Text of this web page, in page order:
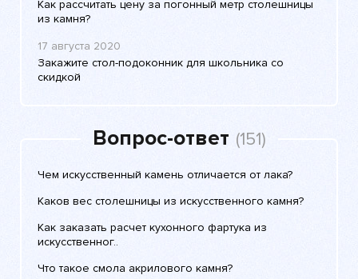
Как рассчитать цену за погонный метр столешницы
из камня?
17 августа 2020
Закажите стол-подоконник для школьника со
скидкой
Вопрос-ответ (151)
Чем искусственный камень отличается от лака?
Каков вес столешницы из искусственного камня?
Как заказать расчет кухонного фартука из
искусственног..
Что такое смола акрилового камня?